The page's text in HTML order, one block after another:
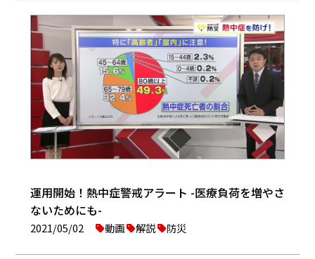
運用開始！熱中症警戒アラート -医療負荷を増やさ
ないためにも-
2021/05/02 動画 解説 防災